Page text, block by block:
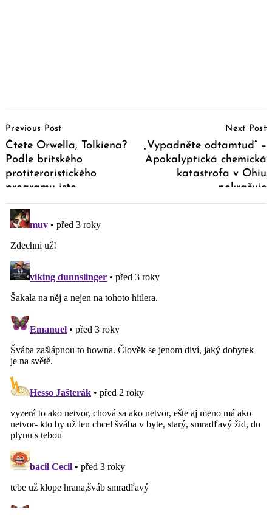
Navigation
Previous Post
Čtete Orwella, Tolkiena?
Podle britského
protiteroristického
programu jste
extremista
Next Post
„Vypadněte odtamtud“ –
Apokalyptická chemická
katastrofa v Ohiu
pokračuje